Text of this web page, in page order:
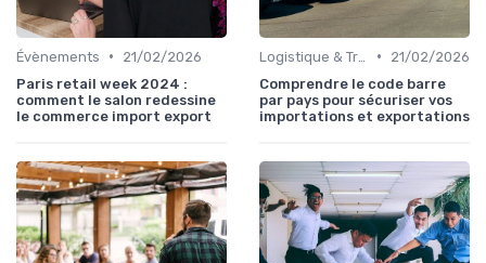
Évènements •
21/02/2026
Paris retail week 2024 :
comment le salon redessine
le commerce import export
•
21/02/2026
Comprendre le code barre
par pays pour sécuriser vos
importations et exportations